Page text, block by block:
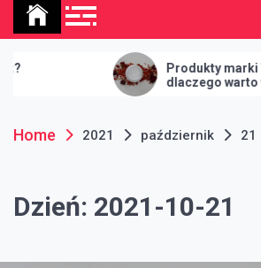
Produkty marki
dlaczego warto
Home 2021 październik 21
Dzień: 2021-10-21